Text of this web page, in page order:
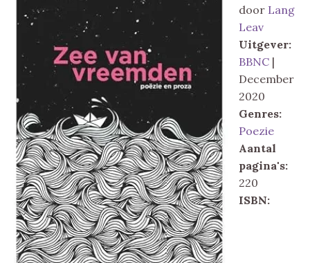
door Lang
Leav
Uitgever:
BBNC |
December
2020
Genres:
Poezie
Aantal
pagina's:
220
ISBN: